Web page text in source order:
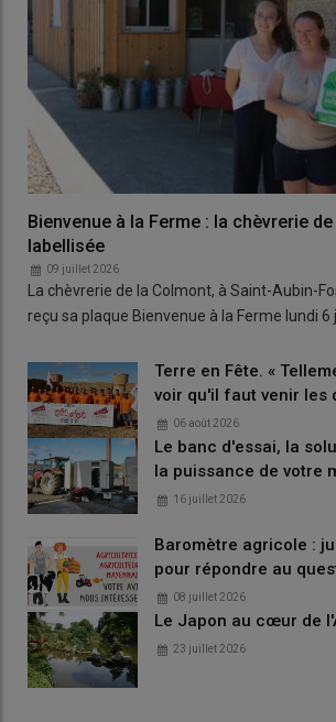
Bienvenue à la Ferme : la chèvrerie
labellisée
09 juillet 2026
La chèvrerie de la Colmont, à Saint-Aubin-
reçu sa plaque Bienvenue à la Ferme lundi 6
Terre en Fête. «
voir qu'il faut venir les
06 août 2026
Le banc d'essai, la
la puissance de votre
16 juillet 2026
Baromètre agricole :
pour répondre au
08 juillet 2026
Le Japon au cœur de
23 juillet 2026